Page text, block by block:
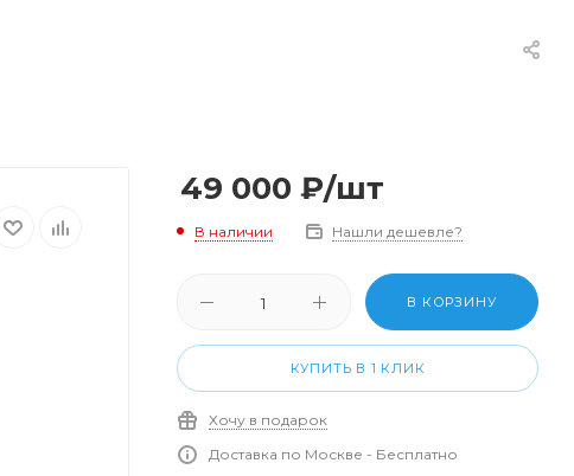
49 000 ₽/шт
В наличии Нашли дешевле?
В КОРЗИНУ
КУПИТЬ В 1 КЛИК
Хочу в подарок
Доставка по Москве - Бесплатно